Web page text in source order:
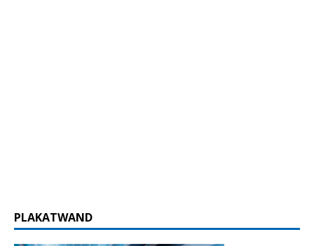
PLAKATWAND